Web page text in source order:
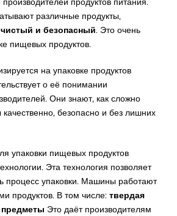
различные продукты,
чистый и безопасный. Это очень
пищевых продуктов.
на упаковке продуктов
о её понимании
Они знают, как сложно
качественно, безопасно и без лишних
упаковки пищевых продуктов
Эта технология позволяет
процесс упаковки. Машины работают
продуктов. В том числе: твердая
Это даёт производителям